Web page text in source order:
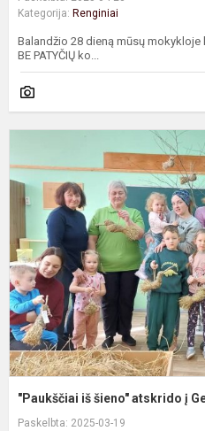
Kategorija: Renginiai
Balandžio 28 dieną mūsų
BE PATYČIŲ ko...
"Paukščiai iš šieno" atskrido į
Paskelbta: 2025-03-19